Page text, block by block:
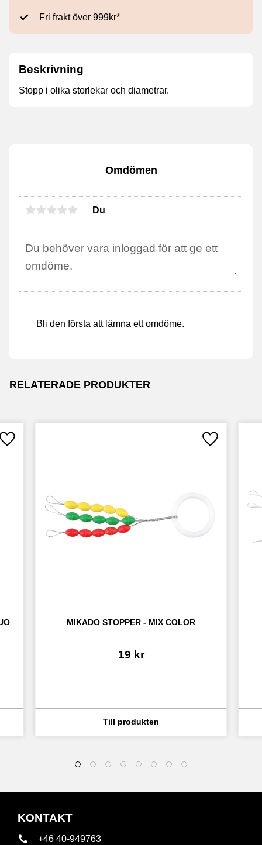
Fri frakt över 999kr*
Beskrivning
Stopp i olika storlekar och diametrar.
Omdömen
Du
Bli den första att lämna ett omdöme.
RELATERADE PRODUKTER
MIKADO STOPPER - MIX COLOR
19 kr
Lägg till i
Lägg till i favoriter
KONTAKT
+46 40-949763